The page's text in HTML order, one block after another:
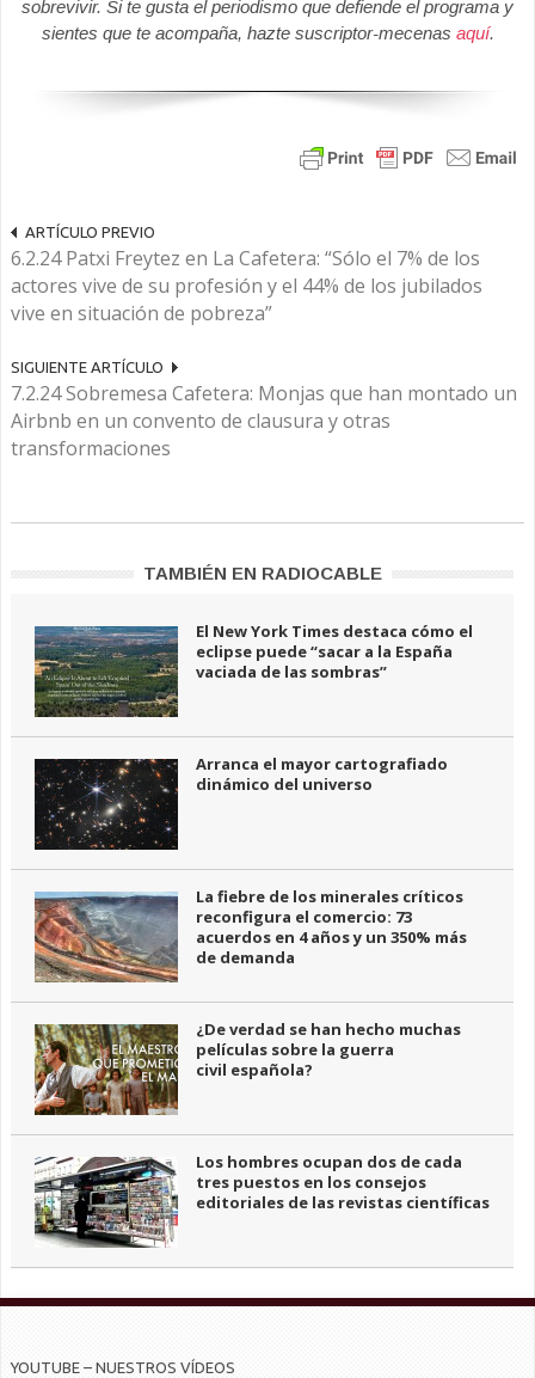
sobrevivir. Si te gusta el periodismo que defiende el programa y
sientes que te acompaña, hazte suscriptor-mecenas aquí.
ARTÍCULO PREVIO
6.2.24 Patxi Freytez en La Cafetera: “Sólo el 7% de los
actores vive de su profesión y el 44% de los jubilados
vive en situación de pobreza”
SIGUIENTE ARTÍCULO
7.2.24 Sobremesa Cafetera: Monjas que han montado un
Airbnb en un convento de clausura y otras
transformaciones
TAMBIÉN EN RADIOCABLE
El New York Times destaca cómo el
eclipse puede “sacar a la España
vaciada de las sombras”
Arranca el mayor cartografiado
dinámico del universo
La fiebre de los minerales críticos
reconfigura el comercio: 73
acuerdos en 4 años y un 350% más
de demanda
¿De verdad se han hecho muchas
películas sobre la guerra
civil española?
Los hombres ocupan dos de cada
tres puestos en los consejos
editoriales de las revistas científicas
YOUTUBE – NUESTROS VÍDEOS